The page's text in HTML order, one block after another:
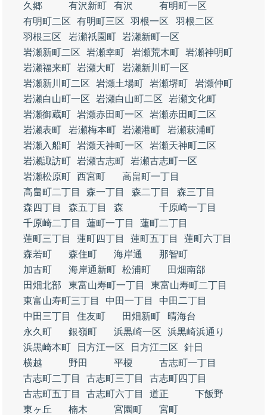
久郷
有沢新町 有沢
有明町一区
有明町二区
有明町三区 羽根一区
羽根二区
羽根三区
岩瀬祇園町 岩瀬新町一区
岩瀬新町二区
岩瀬幸町 岩瀬荒木町 岩瀬神明町
岩瀬福来町 岩瀬大町
岩瀬新川町一区
岩瀬新川町二区
岩瀬土場町 岩瀬堺町
岩瀬仲町
岩瀬白山町一区
岩瀬白山町二区
岩瀬文化町
岩瀬御蔵町 岩瀬赤田町一区
岩瀬赤田町二区
岩瀬表町
岩瀬梅本町 岩瀬港町
岩瀬萩浦町
岩瀬入船町 岩瀬天神町一区
岩瀬天神町二区
岩瀬諏訪町 岩瀬古志町 岩瀬古志町一区
岩瀬松原町 西宮町
高畠町一丁目
高畠町二丁目
森一丁目 森二丁目
森三丁目
森四丁目
森五丁目 森
千原崎一丁目
千原崎二丁目
蓮町一丁目
蓮町二丁目
蓮町三丁目
蓮町四丁目 蓮町五丁目
蓮町六丁目
森若町
森住町 海岸通
那智町
加古町
海岸通新町 松浦町
田畑南部
田畑北部
東富山寿町一丁目
東富山寿町二丁目
東富山寿町三丁目
中田一丁目
中田二丁目
中田三丁目
住友町 田畑新町
晴海台
永久町
銀嶺町 浜黒崎一区
浜黒崎浜通り
浜黒崎本町
日方江一区 日方江二区
針日
横越
野田 平榎
古志町一丁目
古志町二丁目
古志町三丁目
古志町四丁目
古志町五丁目
古志町六丁目 道正
下飯野
東ヶ丘
楠木 宮園町
宮町